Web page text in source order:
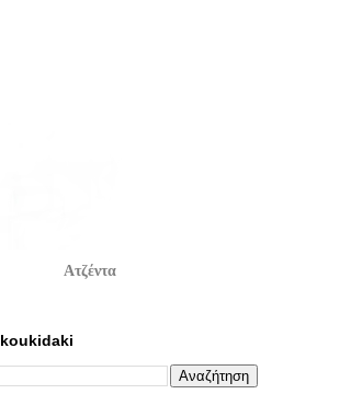
Ατζέντα